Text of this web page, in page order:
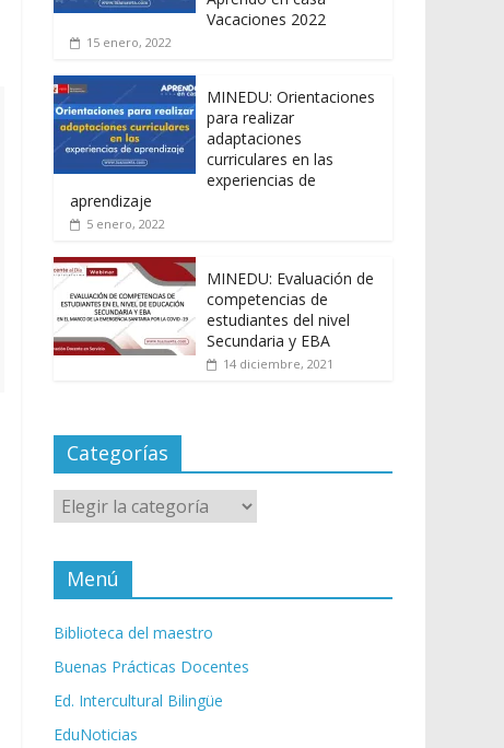
Vacaciones 2022
15 enero, 2022
MINEDU: Orientaciones
para realizar
adaptaciones
curriculares en las
experiencias de
aprendizaje
5 enero, 2022
MINEDU: Evaluación de
competencias de
estudiantes del nivel
Secundaria y EBA
14 diciembre, 2021
Categorías
Categorías
Menú
Biblioteca del maestro
Buenas Prácticas Docentes
Ed. Intercultural Bilingüe
EduNoticias